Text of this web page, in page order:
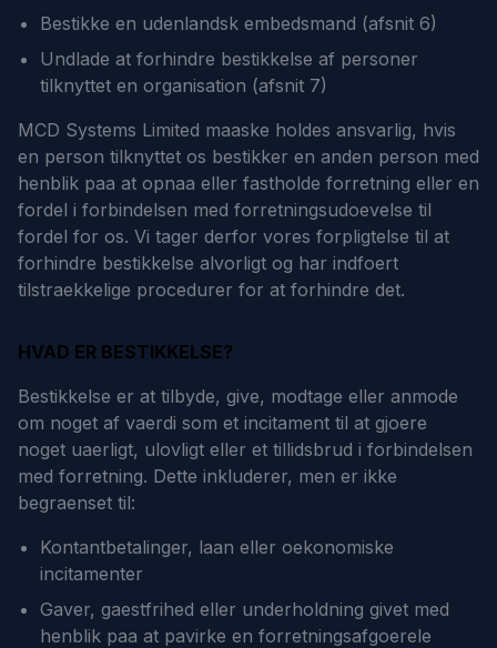
Bestikke en udenlandsk embedsmand (afsnit 6)
Undlade at forhindre bestikkelse af personer
tilknyttet en organisation (afsnit 7)
MCD Systems Limited maaske holdes ansvarlig, hvis
en person tilknyttet os bestikker en anden person med
henblik paa at opnaa eller fastholde forretning eller en
fordel i forbindelsen med forretningsudoevelse til
fordel for os. Vi tager derfor vores forpligtelse til at
forhindre bestikkelse alvorligt og har indfoert
tilstraekkelige procedurer for at forhindre det.
HVAD ER BESTIKKELSE?
Bestikkelse er at tilbyde, give, modtage eller anmode
om noget af vaerdi som et incitament til at gjoere
noget uaerligt, ulovligt eller et tillidsbrud i forbindelsen
med forretning. Dette inkluderer, men er ikke
begraenset til:
Kontantbetalinger, laan eller oekonomiske
incitamenter
Gaver, gaestfrihed eller underholdning givet med
henblik paa at pavirke en forretningsafgoerele